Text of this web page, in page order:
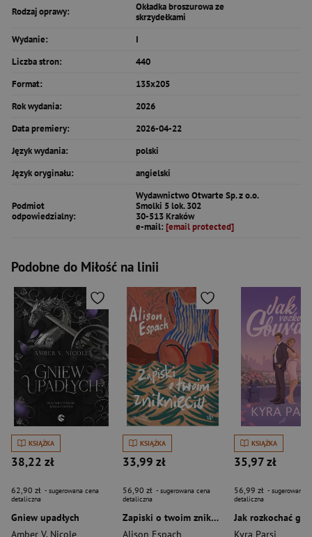
Rodzaj oprawy:
Okładka broszurowa ze
skrzydełkami
Wydanie:
I
Liczba stron:
440
Format:
135x205
Rok wydania:
2026
Data premiery:
2026-04-22
Język wydania:
polski
Język oryginału:
angielski
Podmiot
odpowiedzialny:
Wydawnictwo Otwarte Sp. z o.o.
Smolki 5 lok. 302
30-513 Kraków
e-mail: [email protected]
Podobne do Miłość na linii
KSIĄŻKA
38,22 zł
62,90 zł - sugerowana cena
detaliczna
Gniew upadłych
Amber V. Nicole
KSIĄŻKA
33,99 zł
56,90 zł - sugerowana cena
detaliczna
Zapiski o twoim zniknięciu
Alison Espach
KSIĄŻKA
35,97 zł
56,99 zł - sugerowana
detaliczna
Jak rozkochać
Kyra Parsi